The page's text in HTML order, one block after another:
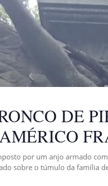
DE
por um anjo armado
sobre o túmulo da família